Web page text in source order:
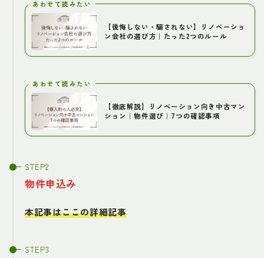
あわせて読みたい
【後悔しない・騙されない】リノベーショ
ン会社の選び方｜たった2つのルール
あわせて読みたい
【徹底解説】リノベーション向き中古マン
ション｜物件選び｜7つの確認事項
物件申込み
本記事はここの詳細記事